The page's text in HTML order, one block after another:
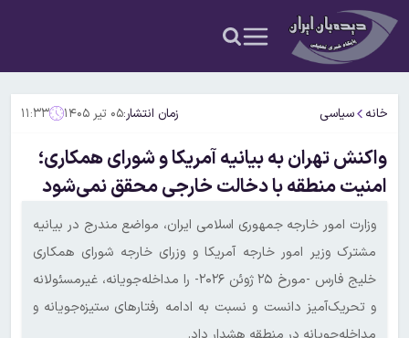
خانه سیاسی زمان انتشار:۰۵ تیر ۱۴۰۵ ۱۱:۳۳
واکنش تهران به بیانیه آمریکا و شورای همکاری؛
امنیت منطقه با دخالت خارجی محقق نمی‌شود
وزارت امور خارجه جمهوری اسلامی ایران، مواضع مندرج در بیانیه
مشترک وزیر امور خارجه آمریکا و وزرای خارجه شورای همکاری
خلیج فارس -مورخ ۲۵ ژوئن ۲۰۲۶- را مداخله‌جویانه، غیرمسئولانه
و تحریک‌آمیز دانست و نسبت به ادامه رفتارهای ستیزه‌جویانه و